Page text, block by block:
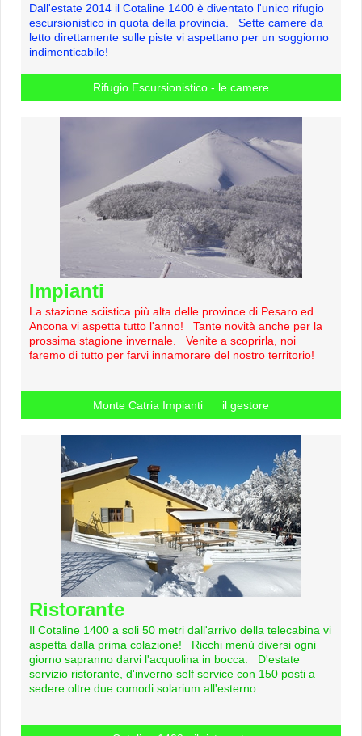
Dall'estate 2014 il Cotaline 1400 è diventato l'unico rifugio
escursionistico in quota della provincia. Sette camere da
letto direttamente sulle piste vi aspettano per un soggiorno
indimenticabile!
Rifugio Escursionistico - le camere
Impianti
La stazione sciistica più alta delle province di Pesaro ed
Ancona vi aspetta tutto l'anno! Tante novità anche per la
prossima stagione invernale. Venite a scoprirla, noi
faremo di tutto per farvi innamorare del nostro territorio!
Monte Catria Impianti il gestore
Ristorante
Il Cotaline 1400 a soli 50 metri dall'arrivo della telecabina vi
aspetta dalla prima colazione! Ricchi menù diversi ogni
giorno sapranno darvi l'acquolina in bocca. D'estate
servizio ristorante, d'inverno self service con 150 posti a
sedere oltre due comodi solarium all'esterno.